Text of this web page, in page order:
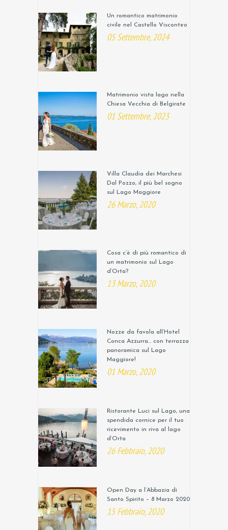
Un romantico matrimonio
civile nel Castello Visconteo
05 Settembre, 2024
Matrimonio vista lago nella
Chiesa Vecchia di Belgirate
01 Settembre, 2023
Villa Claudia dei Marchesi
Dal Pozzo, il più bel sogno
sul Lago Maggiore
26 Marzo, 2020
Cosa c’è di più romantico di
un matrimonio sul Lago
d’Orta?
13 Marzo, 2020
Nozze da favola all’Hotel
Conca Azzurra… con terrazza
panoramica sul Lago
Maggiore!
01 Marzo, 2020
Ristorante Luci sul Lago, una
spendida cornice per il tuo
ricevimento in riva al lago
d’Orta
26 Febbraio, 2020
Open Day a l’Abbazia di
Santo Spirito – 8 Marzo 2020
15 Febbraio, 2020